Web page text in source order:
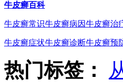
牛皮癣百科
牛皮癣常识牛皮癣病因牛皮癣治
牛皮癣症状牛皮癣诊断牛皮癣预
热门标签：